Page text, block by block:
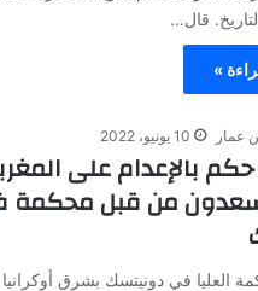
قال…
»
عمار 10 يونيو، 2022
حكم بالإعدام على
سعدون من قبل
العليا في دونيتسك بشرق أوكرانيا